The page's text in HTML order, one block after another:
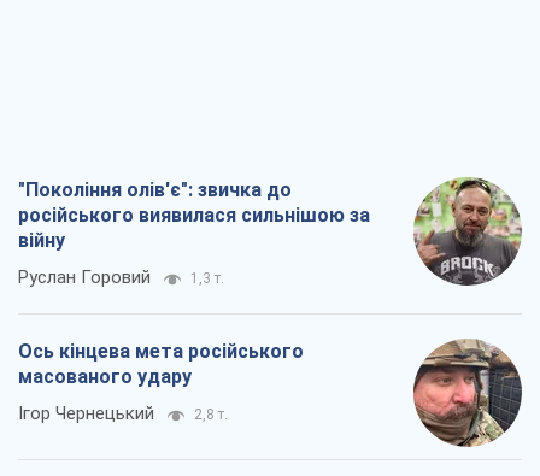
"Покоління олів'є": звичка до
російського виявилася сильнішою за
війну
Руслан Горовий 1,3 т.
Ось кінцева мета російського
масованого удару
Ігор Чернецький 2,8 т.